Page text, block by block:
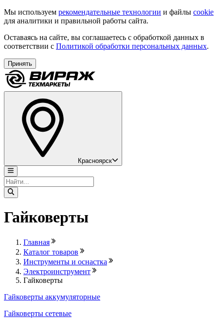
Мы используем рекомендательные технологии и файлы cookie
для аналитики и правильной работы сайта.
Оставаясь на сайте, вы соглашаетесь с обработкой данных в
соответствии с Политикой обработки персональных данных.
Принять
Красноярск
Гайковерты
Главная
Каталог товаров
Инструменты и оснастка
Электроинструмент
Гайковерты
Гайковерты аккумуляторные
Гайковерты сетевые